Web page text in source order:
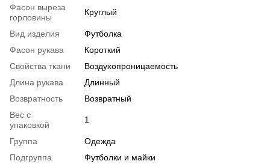
Фасон выреза
горловины
Круглый
Вид изделия
Футболка
Фасон рукава
Короткий
Свойства ткани
Воздухопроницаемость
Длина рукава
Длинный
Возвратность
Возвратный
Вес с
упаковкой
1
Группа
Одежда
Подгруппа
Футболки и майки